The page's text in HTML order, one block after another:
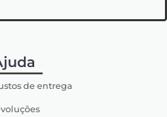
de entrega